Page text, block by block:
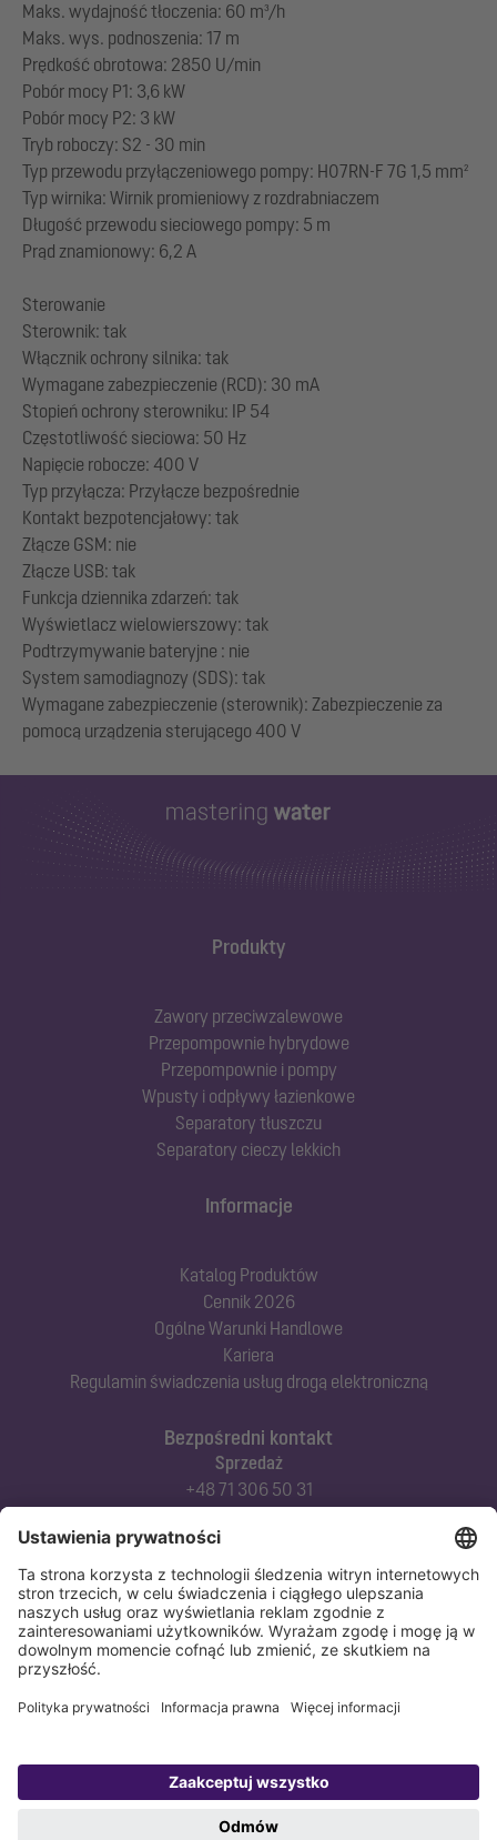
Maks. wydajność tłoczenia: 60 m³/h
Maks. wys. podnoszenia: 17 m
Prędkość obrotowa: 2850 U/min
Pobór mocy P1: 3,6 kW
Pobór mocy P2: 3 kW
Tryb roboczy: S2 - 30 min
Typ przewodu przyłączeniowego pompy: H07RN-F 7G 1,5 mm²
Typ wirnika: Wirnik promieniowy z rozdrabniaczem
Długość przewodu sieciowego pompy: 5 m
Prąd znamionowy: 6,2 A
Sterowanie
Sterownik: tak
Włącznik ochrony silnika: tak
Wymagane zabezpieczenie (RCD): 30 mA
Stopień ochrony sterowniku: IP 54
Częstotliwość sieciowa: 50 Hz
Napięcie robocze: 400 V
Typ przyłącza: Przyłącze bezpośrednie
Kontakt bezpotencjałowy: tak
Złącze GSM: nie
Złącze USB: tak
Funkcja dziennika zdarzeń: tak
Wyświetlacz wielowierszowy: tak
Podtrzymywanie bateryjne : nie
System samodiagnozy (SDS): tak
Wymagane zabezpieczenie (sterownik): Zabezpieczenie za
Produkty
Zawory przeciwzalewowe
Przepompownie hybrydowe
Przepompownie i pompy
Wpusty i odpływy łazienkowe
Separatory tłuszczu
Separatory cieczy lekkich
Bezpośredni kontakt
Sprzedaż
+48 71 306 50 31
Doradztwo techniczne
Serwis techniczny
+48 71 306 50 51
Informacje
Katalog Produktów
Cennik 2026
Ogólne Warunki Handlowe
Kariera
Regulamin świadczenia usług drogą elektroniczną
Copyright 1998-2026 KESSEL Sp. z o.o., ul. Innowacyjna 2, Biskupice Podgórne,
Polityka prywatności Stopka redakcyjna